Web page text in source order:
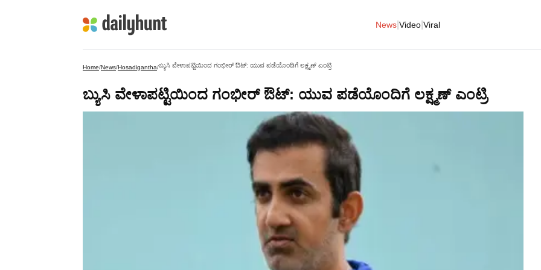
News Video Viral
Home/News/Hosadigantha/ಬ್ಯುಸಿ ವೇಳಾಪಟ್ಟಿಯಿಂದ ಗಂಭೀರ್ ಔಟ್: ಯುವ ಪಡೆಯೊಂದಿಗೆ ಲಕ್ಷ್ಮಣ್ ಎಂಟ್ರಿ
ಬ್ಯುಸಿ ವೇಳಾಪಟ್ಟಿಯಿಂದ ಗಂಭೀರ್ ಔಟ್: ಯುವ ಪಡೆಯೊಂದಿಗೆ ಲಕ್ಷ್ಮಣ್ ಎಂಟ್ರಿ